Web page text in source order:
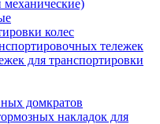
механические)
колес
тележек
для транспортировки
домкратов
накладок для